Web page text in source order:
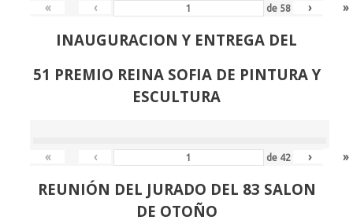
« ‹ de 58 › »
INAUGURACION Y ENTREGA DEL
51 PREMIO REINA SOFIA DE PINTURA Y
ESCULTURA
« ‹ de 42 › »
REUNIÓN DEL JURADO DEL 83 SALON
DE OTOÑO